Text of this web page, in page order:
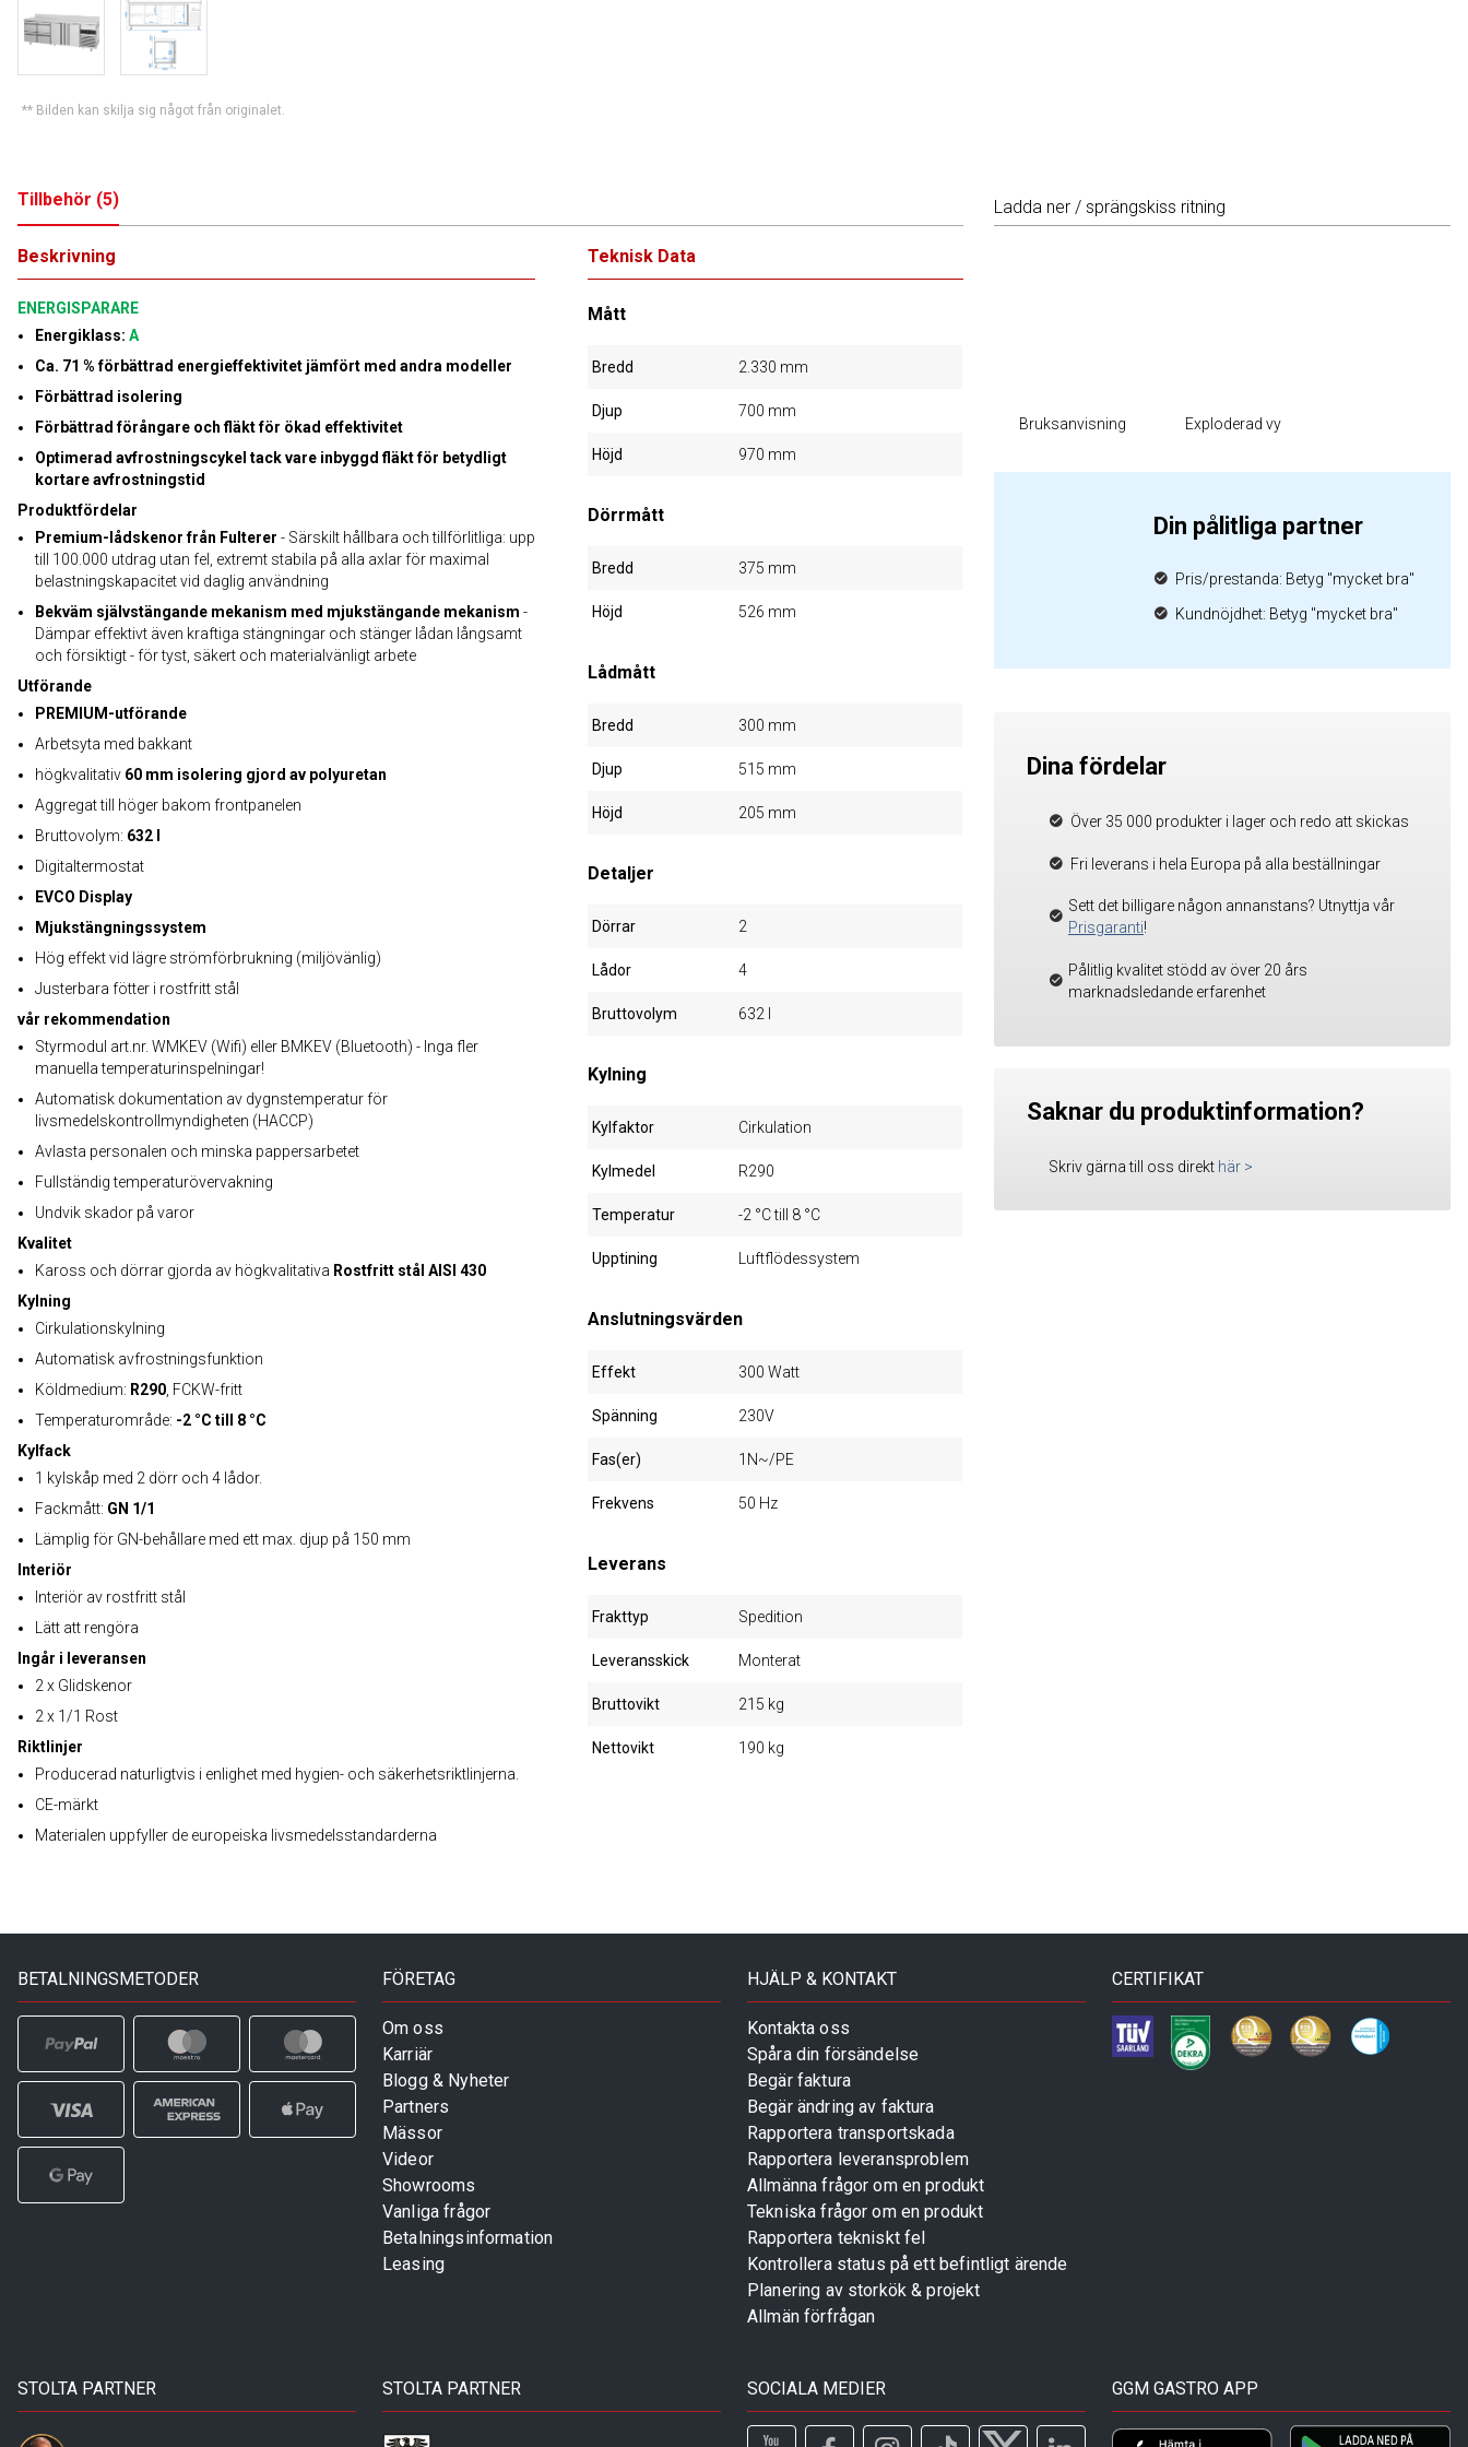
** Bilden kan skilja sig något från originalet.
Tillbehör (5)
Beskrivning
ENERGISPARARE
Energiklass: A
Ca. 71 % förbättrad energieffektivitet jämfört med andra modeller
Förbättrad isolering
Förbättrad förångare och fläkt för ökad effektivitet
Optimerad avfrostningscykel tack vare inbyggd fläkt för betydligt
kortare avfrostningstid
Produktfördelar
Premium-lådskenor från Fulterer - Särskilt hållbara och tillförlitliga: upp
till 100.000 utdrag utan fel, extremt stabila på alla axlar för maximal
belastningskapacitet vid daglig användning
Bekväm självstängande mekanism med mjukstängande mekanism -
Dämpar effektivt även kraftiga stängningar och stänger lådan långsamt
och försiktigt - för tyst, säkert och materialvänligt arbete
Utförande
PREMIUM-utförande
Arbetsyta med bakkant
högkvalitativ 60 mm isolering gjord av polyuretan
Aggregat till höger bakom frontpanelen
Bruttovolym: 632 l
Digitaltermostat
EVCO Display
Mjukstängningssystem
Hög effekt vid lägre strömförbrukning (miljövänlig)
Justerbara fötter i rostfritt stål
vår rekommendation
Styrmodul art.nr. WMKEV (Wifi) eller BMKEV (Bluetooth) - Inga fler
manuella temperaturinspelningar!
Automatisk dokumentation av dygnstemperatur för
livsmedelskontrollmyndigheten (HACCP)
Avlasta personalen och minska pappersarbetet
Fullständig temperaturövervakning
Undvik skador på varor
Kvalitet
Kaross och dörrar gjorda av högkvalitativa Rostfritt stål AISI 430
Kylning
Cirkulationskylning
Automatisk avfrostningsfunktion
Köldmedium: R290 , FCKW-fritt
Temperaturområde: -2 °C till 8 °C
Kylfack
1 kylskåp med 2 dörr och 4 lådor.
Fackmått: GN 1/1
Lämplig för GN-behållare med ett max. djup på 150 mm
Interiör
Interiör av rostfritt stål
Lätt att rengöra
Ingår i leveransen
2 x Glidskenor
2 x 1/1 Rost
Riktlinjer
Producerad naturligtvis i enlighet med hygien- och säkerhetsriktlinjerna.
CE-märkt
Materialen uppfyller de europeiska livsmedelsstandarderna
Teknisk Data
Mått
Bredd 2.330 mm
Djup 700 mm
Höjd 970 mm
Dörrmått
Bredd 375 mm
Höjd 526 mm
Lådmått
Bredd 300 mm
Djup 515 mm
Höjd 205 mm
Detaljer
Dörrar 2
Lådor 4
Bruttovolym 632 l
Kylning
Kylfaktor Cirkulation
Kylmedel R290
Temperatur -2 °C till 8 °C
Upptining Luftflödessystem
Anslutningsvärden
Effekt 300 Watt
Spänning 230V
Fas(er) 1N~/PE
Frekvens 50 Hz
Leverans
Frakttyp Spedition
Leveransskick Monterat
Bruttovikt 215 kg
Nettovikt 190 kg
Ladda ner / sprängskiss ritning
Bruksanvisning Exploderad vy
Din pålitliga partner
Pris/prestanda: Betyg "mycket bra"
Kundnöjdhet: Betyg "mycket bra"
Dina fördelar
Över 35 000 produkter i lager och redo att skickas
Fri leverans i hela Europa på alla beställningar
Sett det billigare någon annanstans? Utnyttja vår
Prisgaranti!
Pålitlig kvalitet stödd av över 20 års
marknadsledande erfarenhet
Saknar du produktinformation?
Skriv gärna till oss direkt här >
BETALNINGSMETODER FÖRETAG
Om oss
Karriär
Blogg & Nyheter
Partners
Mässor
Videor
Showrooms
Vanliga frågor
Betalningsinformation
Leasing
HJÄLP & KONTAKT
Kontakta oss
Spåra din försändelse
Begär faktura
Begär ändring av faktura
Rapportera transportskada
Rapportera leveransproblem
Allmänna frågor om en produkt
Tekniska frågor om en produkt
Rapportera tekniskt fel
Kontrollera status på ett befintligt ärende
Planering av storkök & projekt
Allmän förfrågan
CERTIFIKAT
STOLTA PARTNER STOLTA PARTNER SOCIALA MEDIER GGM GASTRO APP